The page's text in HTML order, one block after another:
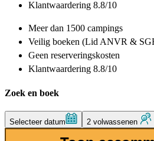
Klantwaardering 8.8/10
Meer dan 1500 campings
Veilig boeken (Lid ANVR &
Geen reserveringskosten
Klantwaardering 8.8/10
Zoek en boek
Selecteer datum 2 volwassenen